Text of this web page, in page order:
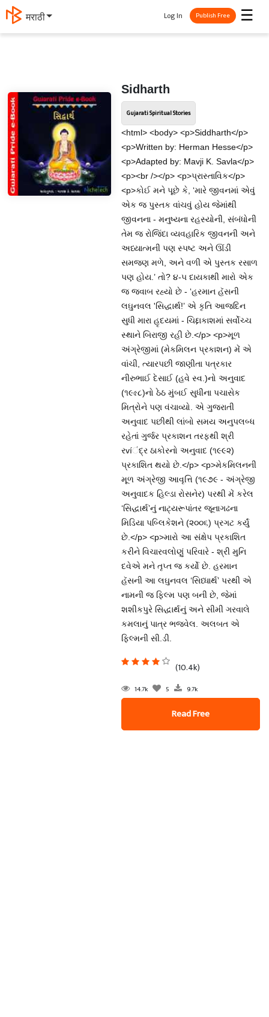
मराठी ☰
Log In Publish Free
Sidharth
Gujarati Spiritual Stories
<html> <body> <p>Siddharth</p>
<p>Written by: Herman Hesse</p>
<p>Adapted by: Mavji K. Savla</p>
<p><br /></p> <p>પ્રાસ્તાવિક</p>
<p>કોઈ મને પૂછે કે, ‘મારે જીવનમાં એવું
એક જ પુસ્તક વાંચવું હોય જેમાંથી
જીવનના - મનુષ્યના રહસ્યોની, સંબંધોની
તેમ જ રોજિંદા વ્યવહારિક જીવનની અને
અધ્યાત્મની પણ સ્પષ્ટ અને ઊંડી
સમજણ મળે, અને વળી એ પુસ્તક રસાળ
પણ હોય.’ તો? ૪-૫ દાયકાથી મારો એક
જ જવાબ રહ્યો છે - ‘હરમાન હૅસની
લઘુનવલ 'સિદ્ધાર્થ!’ એ કૃતિ આજદિન
સુધી મારા હૃદયમાં - ચિદ્દાકાશમાં સર્વોચ્ચ
સ્થાને બિરાજી રહી છે.</p> <p>મૂળ
અંગ્રેજીમાં (મેકમિલન પ્રકાશન) મેં એ
વાંચી, ત્યારપછી જાણીતા પત્રકાર
નીરુભાઈ દેસાઈ (હવે સ્વ.)નો અનુવાદ
(૧૯৫૮)નો ઠેઠ મુંબઈ સુધીના પચાસેક
મિત્રોને પણ વંચાવ્યો. એ ગુજરાતી
અનુવાદ પછીથી લાંબો સમય અનુપલબ્ધ
રહેતાં ગુર્જર પ્રકાશન તરફથી શ્રી
રvíંદ્ર ઠાકોરનો અનુવાદ (૧૯૯૨)
પ્રકાશિત થયો છે.</p> <p>મેકમિલનની
મૂળ અંગ્રેજી આવૃત્તિ (૧૯૭૯ - અંગ્રેજી
અનુવાદક હિલ્ડા રોસનેર) પરથી મેં કરેલ
‘સિદ્ધાર્થ’નું નાટ્યરૂપાંતર જૂનાગઢના
મિડિયા પબ્લિકેશને (૨૦૦૬) પ્રગટ કર્યું
છે.</p> <p>મારો આ સંક્ષેપ પ્રકાશિત
કરીને વિચારવલોણું પરિવારે - શ્રી મુનિ
દવેએ મને તૃપ્ત જ કર્યો છે. હરમાન
હૅસની આ લઘુનવલ ‘સિધ્ધાર્થ’ પરથી એ
નામની જ ફિલ્મ પણ બની છે, જેમાં
શશીકપુરે સિદ્ધાર્થનું અને સીમી ગરવાલે
કમલાનું પાત્ર ભજવેલ. અલબત એ
ફિલ્મની સી.ડી.
(10.4k)
14.7k 5 9.7k
Read Free